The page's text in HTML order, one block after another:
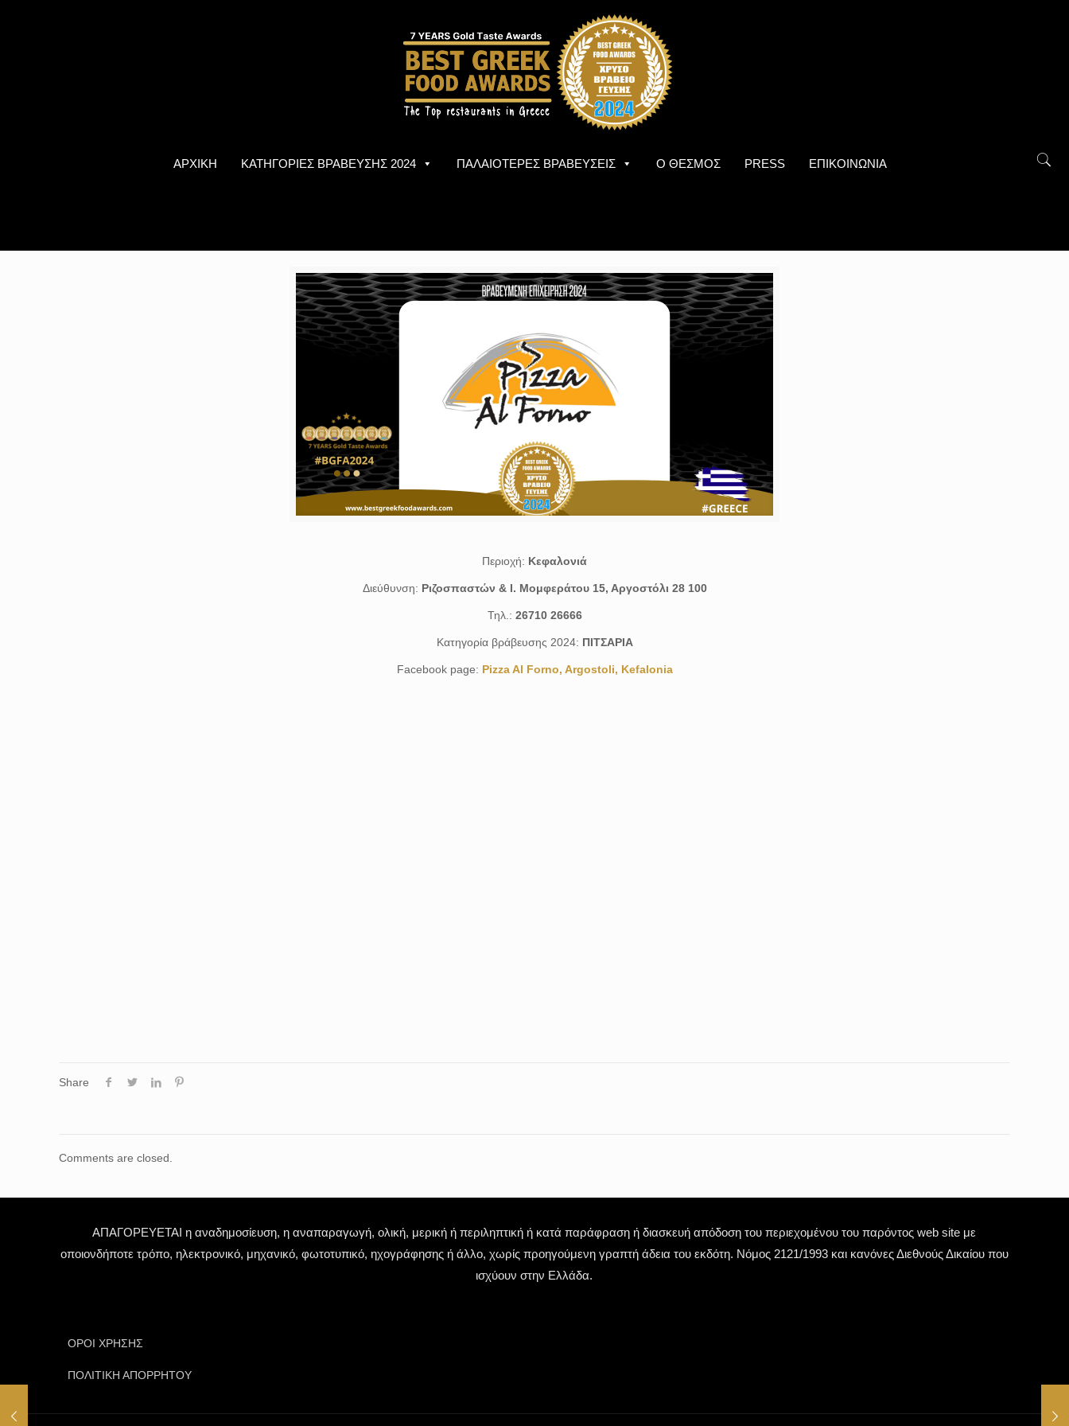
ΑΡΧΙΚΗ ΚΑΤΗΓΟΡΙΕΣ ΒΡΑΒΕΥΣΗΣ 2024 ΠΑΛΑΙΟΤΕΡΕΣ ΒΡΑΒΕΥΣΕΙΣ Ο ΘΕΣΜΟΣ PRESS ΕΠΙΚΟΙΝΩΝΙΑ
Περιοχή: Κεφαλονιά
Διεύθυνση: Ριζοσπαστών & Ι. Μομφεράτου 15, Αργοστόλι 28 100
Τηλ.: 26710 26666
Κατηγορία βράβευσης 2024: ΠΙΤΣΑΡΙΑ
Facebook page: Pizza Al Forno, Argostoli, Kefalonia
Share
Comments are closed.
ΑΠΑΓΟΡΕΥΕΤΑΙ η αναδημοσίευση, η αναπαραγωγή, ολική, μερική ή περιληπτική ή κατά παράφραση ή διασκευή απόδοση του περιεχομένου του παρόντος web site με
οποιονδήποτε τρόπο, ηλεκτρονικό, μηχανικό, φωτοτυπικό, ηχογράφησης ή άλλο, χωρίς προηγούμενη γραπτή άδεια του εκδότη. Νόμος 2121/1993 και κανόνες Διεθνούς Δικαίου που
ισχύουν στην Ελλάδα.
ΟΡΟΙ ΧΡΗΣΗΣ
ΠΟΛΙΤΙΚΗ ΑΠΟΡΡΗΤΟΥ